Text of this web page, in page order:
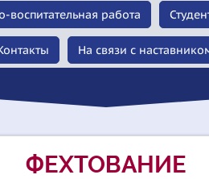
воспитательная работа
На связи с
ФЕХТОВАНИЕ